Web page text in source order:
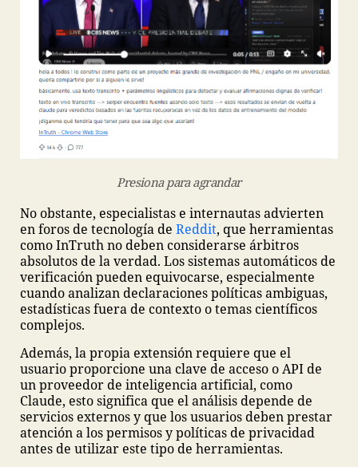
Presiona para agrandar
No obstante, especialistas e internautas advierten
en foros de tecnología de Reddit, que herramientas
como InTruth no deben considerarse árbitros
absolutos de la verdad. Los sistemas automáticos de
verificación pueden equivocarse, especialmente
cuando analizan declaraciones políticas ambiguas,
estadísticas fuera de contexto o temas científicos
complejos.
Además, la propia extensión requiere que el
usuario proporcione una clave de acceso o API de
un proveedor de inteligencia artificial, como
Claude, esto significa que el análisis depende de
servicios externos y que los usuarios deben prestar
atención a los permisos y políticas de privacidad
antes de utilizar este tipo de herramientas.